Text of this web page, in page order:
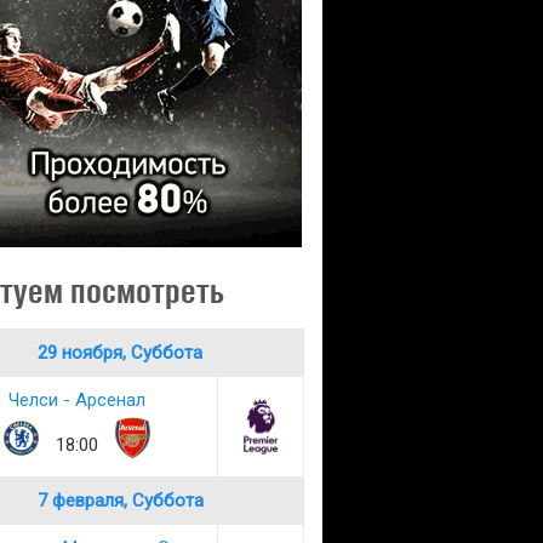
посмотреть
29 ноября, Суббота
Челси - Арсенал
18:00
7 февраля, Суббота